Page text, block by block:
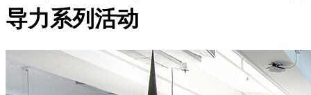
导力系列活动